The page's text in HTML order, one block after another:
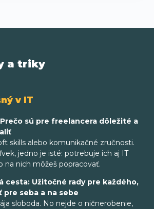
a triky
v IT
sú pre freelancera dôležité a
skills alebo komunikačné zručnosti.
jedno je isté: potrebuje ich aj IT
na nich môžeš popracovať.
cesta: Užitočné rady pre každého,
pre seba a na sebe
sloboda. No nejde o ničnerobenie,